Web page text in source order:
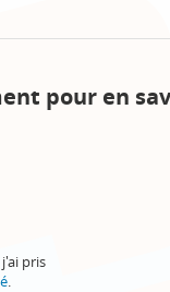
pour en
pris
.